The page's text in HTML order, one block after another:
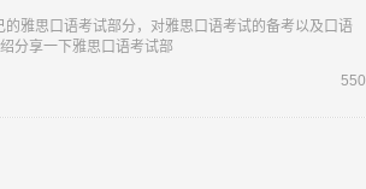
雅思口语考试部分，对雅思口语考试的备考以及口语
分享一下雅思口语考试部
550